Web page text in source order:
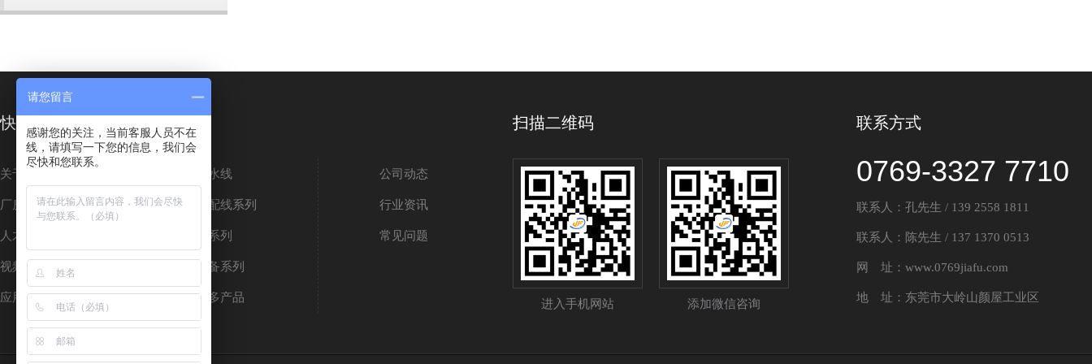
快速导航
关于佳富
厂房车间
人才招聘
视频中心
应用案例
小型流水线
组装装配线系列
烘干线系列
配套设备系列
查看更多产品
公司动态
行业资讯
常见问题
扫描二维码
进入手机网站 添加微信咨询
联系方式
0769-3327 7710
联系人：孔先生 / 139 2558 1811
联系人：陈先生 / 137 1370 0513
网 址：www.0769jiafu.com
地 址：东莞市大岭山颜屋工业区
请您留言
感谢您的关注，当前客服人员不在
线，请填写一下您的信息，我们会
尽快和您联系。